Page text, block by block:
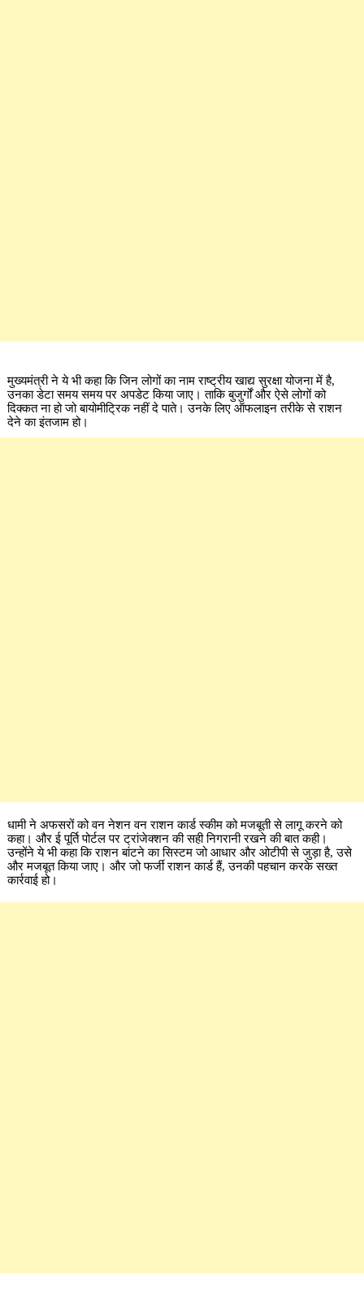
मुख्यमंत्री ने ये भी कहा कि जिन लोगों का नाम राष्ट्रीय खाद्य सुरक्षा योजना में है,
उनका डेटा समय समय पर अपडेट किया जाए। ताकि बुजुर्गों और ऐसे लोगों को
दिक्कत ना हो जो बायोमीट्रिक नहीं दे पाते। उनके लिए ऑफलाइन तरीके से राशन
देने का इंतजाम हो।
धामी ने अफसरों को वन नेशन वन राशन कार्ड स्कीम को मजबूती से लागू करने को
कहा। और ई पूर्ति पोर्टल पर ट्रांजेक्शन की सही निगरानी रखने की बात कही।
उन्होंने ये भी कहा कि राशन बांटने का सिस्टम जो आधार और ओटीपी से जुड़ा है, उसे
और मजबूत किया जाए। और जो फर्जी राशन कार्ड हैं, उनकी पहचान करके सख्त
कार्रवाई हो।